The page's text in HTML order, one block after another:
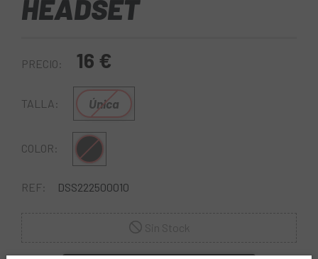
HEADSET
PRECIO: 16 €
TALLA: Única
COLOR: Negro
REF: DSS222500010